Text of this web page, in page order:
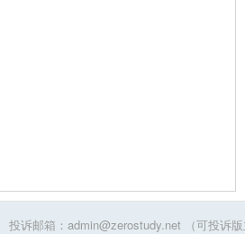
投诉邮箱：admin@zerostudy.net （可投诉